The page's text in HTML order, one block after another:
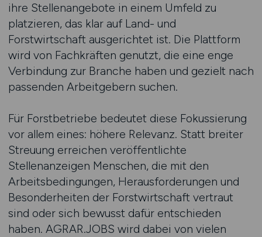
ihre Stellenangebote in einem Umfeld zu
platzieren, das klar auf Land- und
Forstwirtschaft ausgerichtet ist. Die Plattform
wird von Fachkräften genutzt, die eine enge
Verbindung zur Branche haben und gezielt nach
passenden Arbeitgebern suchen.
Für Forstbetriebe bedeutet diese Fokussierung
vor allem eines: höhere Relevanz. Statt breiter
Streuung erreichen veröffentlichte
Stellenanzeigen Menschen, die mit den
Arbeitsbedingungen, Herausforderungen und
Besonderheiten der Forstwirtschaft vertraut
sind oder sich bewusst dafür entschieden
haben. AGRAR.JOBS wird dabei von vielen